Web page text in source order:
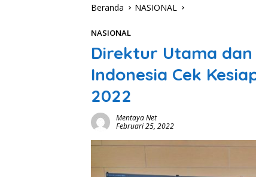
Beranda NASIONAL
NASIONAL
Direktur Utama
Indonesia Cek
2022
Mentaya Net
Februari 25, 2022